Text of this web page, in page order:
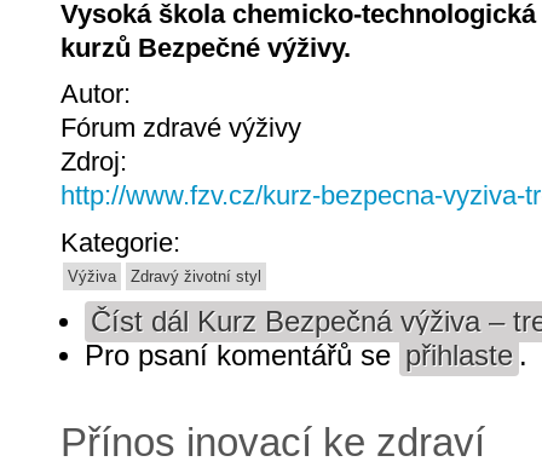
Vysoká škola chemicko-
kurzů Bezpečné výživy.
Autor:
Fórum zdravé výživy
Zdroj:
http://www.fzv.cz/kurz-bezpecna-vyziva-
Kategorie:
Výživa Zdravý životní styl
Číst dál Kurz Bezpečná výživa –
Pro psaní komentářů se přihlaste .
Přínos inovací ke zdraví